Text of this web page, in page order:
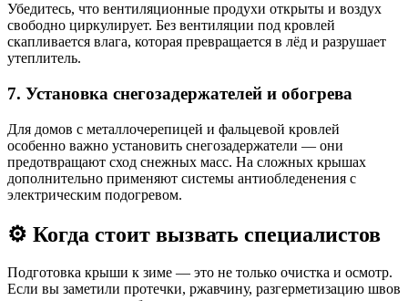
Убедитесь, что вентиляционные продухи открыты и воздух
свободно циркулирует. Без вентиляции под кровлей
скапливается влага, которая превращается в лёд и разрушает
утеплитель.
7. Установка снегозадержателей и обогрева
Для домов с металлочерепицей и фальцевой кровлей
особенно важно установить снегозадержатели — они
предотвращают сход снежных масс. На сложных крышах
дополнительно применяют системы антиобледенения с
электрическим подогревом.
⚙️ Когда стоит вызвать специалистов
Подготовка крыши к зиме — это не только очистка и осмотр.
Если вы заметили протечки, ржавчину, разгерметизацию швов